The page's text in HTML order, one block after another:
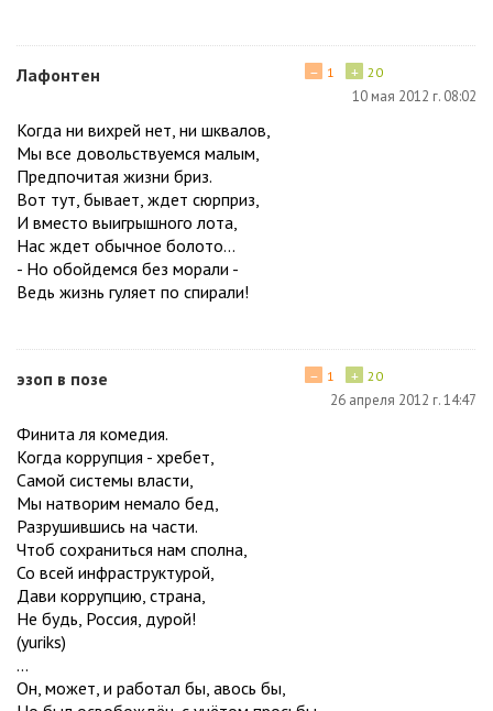
Лафонтен + 20
− 1
10 мая 2012 г. 08:02
Когда ни вихрей нет, ни шквалов,
Мы все довольствуемся малым,
Предпочитая жизни бриз.
Вот тут, бывает, ждет сюрприз,
И вместо выигрышного лота,
Нас ждет обычное болото...
- Но обойдемся без морали -
Ведь жизнь гуляет по спирали!
эзоп в позе + 20
− 1
26 апреля 2012 г. 14:47
Финита ля комедия.
Когда коррупция - хребет,
Самой системы власти,
Мы натворим немало бед,
Разрушившись на части.
Чтоб сохраниться нам сполна,
Со всей инфраструктурой,
Дави коррупцию, страна,
Не будь, Россия, дурой!
(yuriks)
...
Он, может, и работал бы, авось бы,